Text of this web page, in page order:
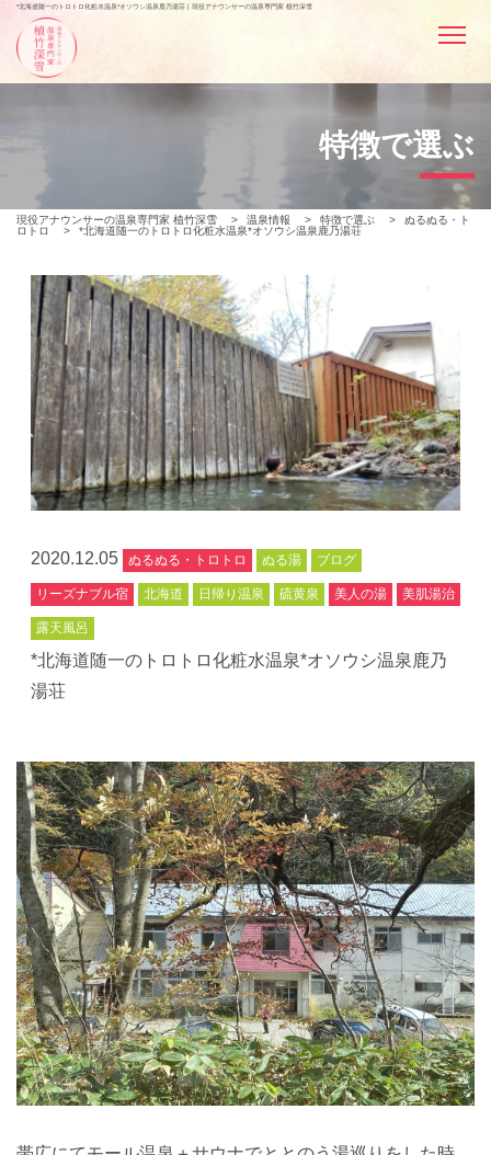
*北海道随一のトロトロ化粧水温泉*オソウシ温泉鹿乃湯荘 | 現役アナウンサーの温泉専門家 植竹深雪
特徴で選ぶ
現役アナウンサーの温泉専門家 植竹深雪 > 温泉情報 > 特徴で選ぶ >
ぬるぬる・ト
ロトロ
> *北海道随一のトロトロ化粧水温泉*オソウシ温泉鹿乃湯荘
2020.12.05 ぬるぬる・トロトロ ぬる湯 ブログ
リーズナブル宿 北海道 日帰り温泉 硫黄泉 美人の湯 美肌湯治
露天風呂
*北海道随一のトロトロ化粧水温泉*オソウシ温泉鹿乃
湯荘